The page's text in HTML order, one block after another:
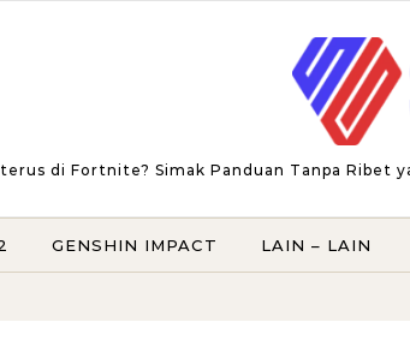
di Fortnite? Simak Panduan Tanpa Ribet
GENSHIN IMPACT LAIN – LAIN